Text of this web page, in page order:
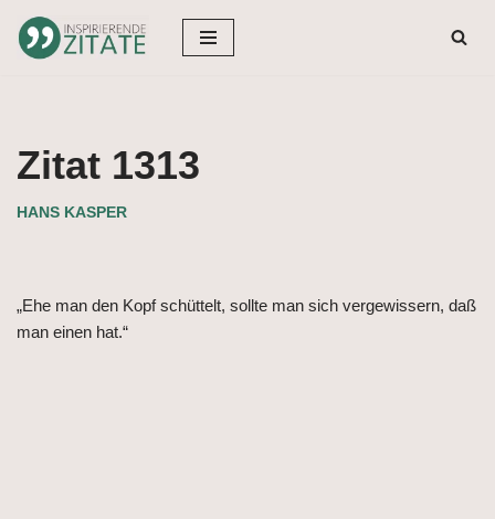
Zum
Zitat 1313
HANS KASPER
„Ehe man den Kopf schüttelt, sollte man sich vergewissern, daß
man einen hat.“